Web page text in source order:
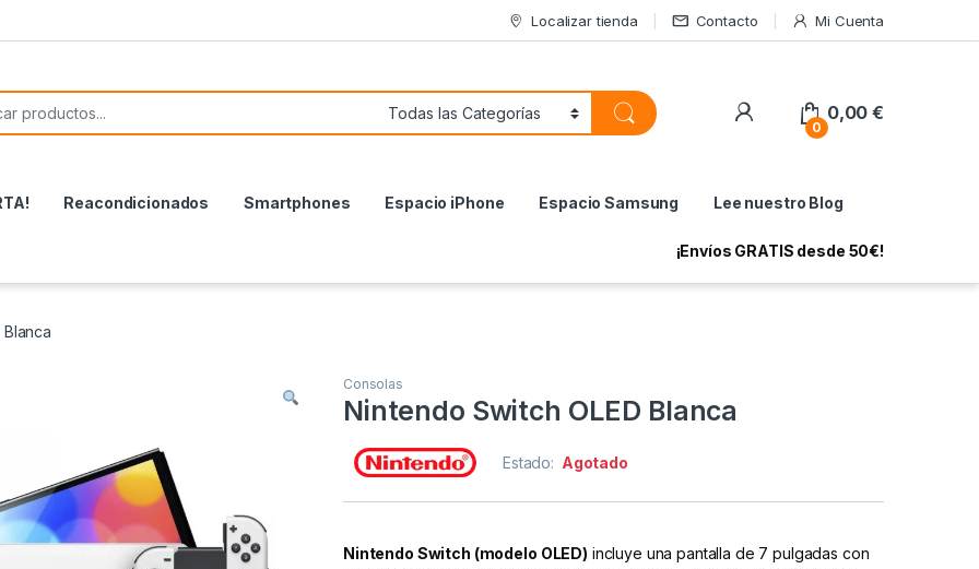
Localizar tienda Contacto Mi Cuenta
My Account
0
0,00€
Reacondicionados Smartphones Espacio iPhone Espacio Samsung Lee nuestro Blog
¡Envíos GRATIS desde 50€!
Consolas
Nintendo Switch OLED Blanca
Estado: Agotado
Nintendo Switch (modelo OLED) incluye una pantalla de 7 pulgadas con